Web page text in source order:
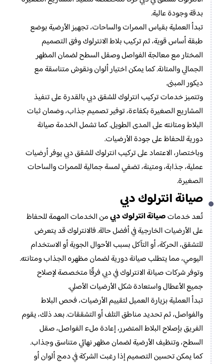
بدقة وجودة عالية.
تبدأ العملية بقياس الممرات والساحات، تجهيز الأرضية بوضع
طبقة أساس قوية، ثم تركيب بلاط الانترلوك وفق التصميم
المختار مع معالجة الفواصل وصقل السطح لضمان المظهر
الجمالي والمتانة. كما يمكن اختيار ألوان ونقوش متناسقة مع
ديكور المبنى.
وتتميز خدمات تركيب انترلوك للشقق دبي بالقدرة على تنفيذ
المشاريع الصغيرة بكفاءة، توفير تصميم جذاب، وضمان ثبات
البلاط ومتانته على المدى الطويل. كما تشمل الخدمة صيانة
دورية للحفاظ على جودة الأرضيات.
وباختصار، الاعتماد على تركيب انترلوك للشقق دبي يوفر أرضيات
عملية، جذابة، ومتينة، تضفي لمسة جمالية للممرات والساحات
الصغيرة.
صيانة انترلوك دبي
تُعد خدماتصيانة انترلوك دبيمن الخدمات المهمة للحفاظ
على الأرضيات الخارجية في أفضل حالة. فالانترلوك قد يتعرض
للتشقق، الحركة، أو التآكل بسبب الأحوال الجوية أو الاستخدام
اليومي، مما يتطلب صيانة دورية لضمان مظهره الجذاب ومتانته.
وتوفر شركات صيانة الانترلوك في دبي فرقًا متخصصة لإصلاح
جميع الأعطال واستعادة شكل الأرضيات الأصلي.
تبدأ العملية بزيارة العميل لتقييم الأرضيات، فحص البلاط
والفواصل، ثم تحديد مناطق التلف أو التشققات. بعد ذلك، يقوم
الفريق بإصلاح البلاط المتضرر، إعادة ملء الفواصل، صقل
السطح، وتنظيف الأرضية لضمان مظهر نهائي متناسق وجذاب.
كما يمكن تحسين التصميم إذا رغبت الشركة في دمج ألوان أو